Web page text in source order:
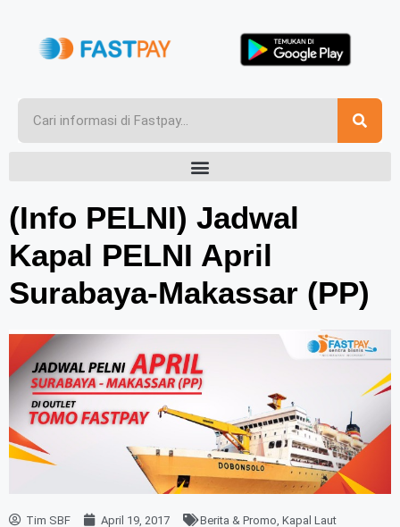
(Info PELNI) Jadwal
Kapal PELNI April
Surabaya-Makassar (PP)
Tim SBF April 19, 2017 Berita & Promo Kapal Laut